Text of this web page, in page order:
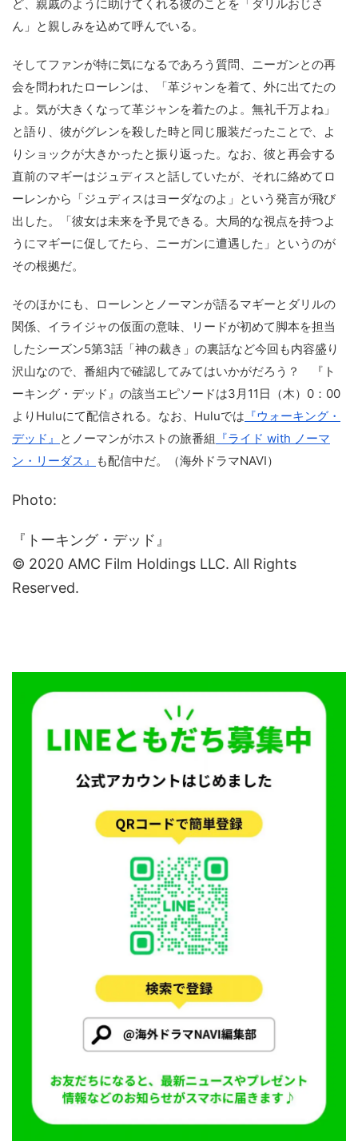
ど、親戚のように助けてくれる彼のことを「ダリルおじさ
ん」と親しみを込めて呼んでいる。
そしてファンが特に気になるであろう質問、ニーガンとの再
会を問われたローレンは、「革ジャンを着て、外に出てたの
よ。気が大きくなって革ジャンを着たのよ。無礼千万よね」
と語り、彼がグレンを殺した時と同じ服装だったことで、よ
りショックが大きかったと振り返った。なお、彼と再会する
直前のマギーはジュディスと話していたが、それに絡めてロ
ーレンから「ジュディスはヨーダなのよ」という発言が飛び
出した。「彼女は未来を予見できる。大局的な視点を持つよ
うにマギーに促してたら、ニーガンに遭遇した」というのが
その根拠だ。
そのほかにも、ローレンとノーマンが語るマギーとダリルの
関係、イライジャの仮面の意味、リードが初めて脚本を担当
したシーズン5第3話「神の裁き」の裏話など今回も内容盛り
沢山なので、番組内で確認してみてはいかがだろう？ 『ト
ーキング・デッド』の該当エピソードは3月11日（木）0：00
よりHuluにて配信される。なお、Huluでは 『ウォーキング・
デッド』 とノーマンがホストの旅番組 『ライド with ノーマ
ン・リーダス』
も配信中だ。（海外ドラマNAVI）
Photo:
『トーキング・デッド』
© 2020 AMC Film Holdings LLC. All Rights
Reserved.